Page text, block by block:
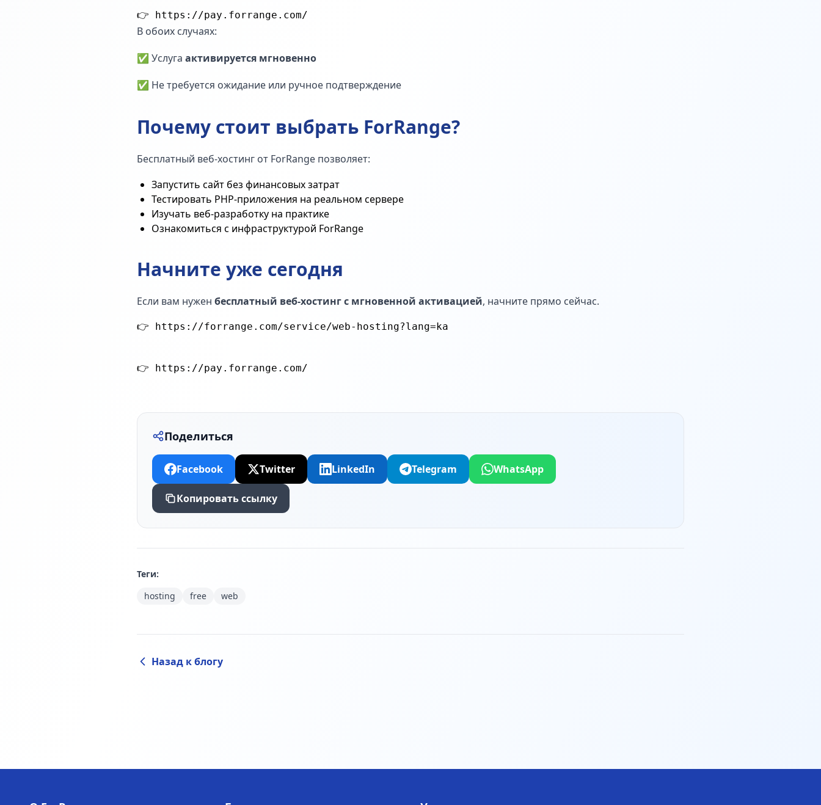
В обоих случаях:
✅ Услуга активируется мгновенно
✅ Не требуется ожидание или ручное подтверждение
Почему стоит выбрать ForRange?
Бесплатный веб-хостинг от ForRange позволяет:
Запустить сайт без финансовых затрат
Тестировать PHP-приложения на реальном сервере
Изучать веб-разработку на практике
Ознакомиться с инфраструктурой ForRange
Начните уже сегодня
Если вам нужен бесплатный веб-хостинг с мгновенной активацией, начните прямо сейчас.
Поделиться
Facebook Twitter LinkedIn Telegram WhatsApp
Копировать ссылку
Теги:
hosting
free web
Назад к блогу